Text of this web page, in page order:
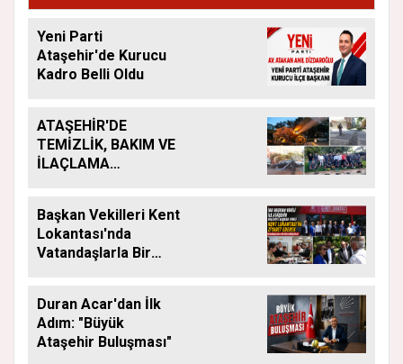
Yeni Parti
Ataşehir'de Kurucu
Kadro Belli Oldu
ATAŞEHİR'DE
TEMİZLİK, BAKIM VE
İLAÇLAMA
Başkan Vekilleri Kent
Lokantası'nda
Vatandaşlarla Bir
Duran Acar'dan İlk
Adım: "Büyük
Ataşehir Buluşması"